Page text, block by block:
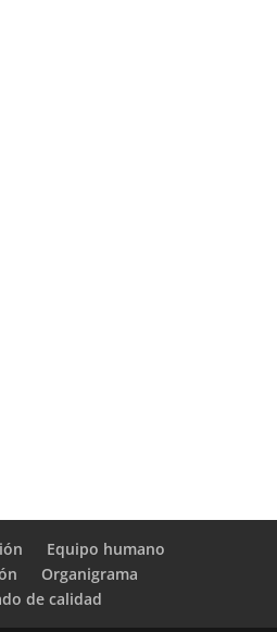
Equipo humano
Organigrama
de calidad